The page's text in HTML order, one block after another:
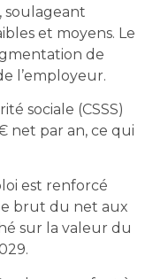
soulageant
et moyens. Le
de
l’employeur.
sociale (CSSS)
net par an, ce qui
est renforcé
brut du net aux
sur la valeur du